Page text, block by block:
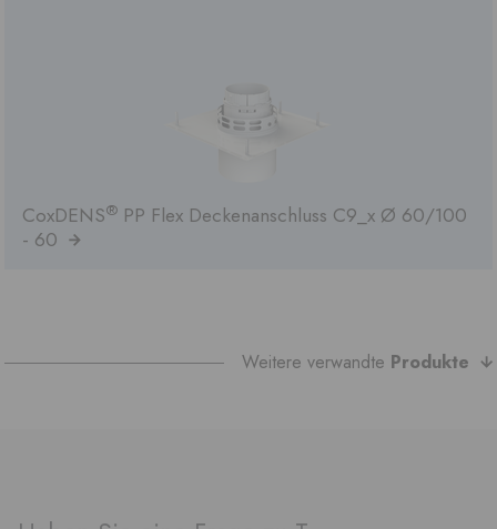
CoxDENS® PP Flex Deckenanschluss C9_x Ø 60/100
- 60
Weitere verwandte Produkte